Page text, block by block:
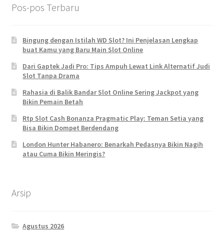
Pos-pos Terbaru
Bingung dengan Istilah WD Slot? Ini Penjelasan Lengkap
buat Kamu yang Baru Main Slot Online
Dari Gaptek Jadi Pro: Tips Ampuh Lewat Link Alternatif Judi
Slot Tanpa Drama
Rahasia di Balik Bandar Slot Online Sering Jackpot yang
Bikin Pemain Betah
Rtp Slot Cash Bonanza Pragmatic Play: Teman Setia yang
Bisa Bikin Dompet Berdendang
London Hunter Habanero: Benarkah Pedasnya Bikin Nagih
atau Cuma Bikin Meringis?
Arsip
Agustus 2026